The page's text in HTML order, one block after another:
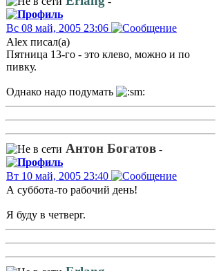
Вс 08 май, 2005 23:06
Alex писал(а)
Пятница 13-го - это клево, можно и по
пивку.
Однако надо подумать
Антон Богатов -
Вт 10 май, 2005 23:40
А суббота-то рабочий день!
Я буду в четверг.